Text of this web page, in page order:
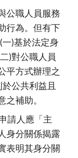
公職人員服務
行為。但有下
)基於法定身
)對公職人員
平方式辦理之
公共利益且
之補助。
請人應「主
身分關係揭露
表明其身分關